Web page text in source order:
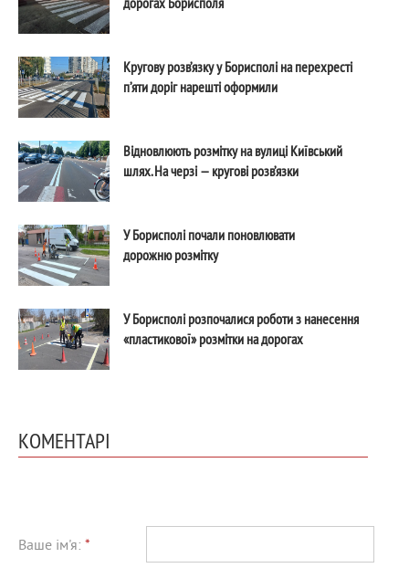
Кругову розв’язку у Борисполі на перехресті
п’яти доріг нарешті оформили
Відновлюють розмітку на вулиці Київський
шлях. На черзі — кругові розв’язки
У Борисполі почали поновлювати
дорожню розмітку
У Борисполі розпочалися роботи з нанесення
«пластикової» розмітки на дорогах
КОМЕНТАРІ
Ваше ім'я: *